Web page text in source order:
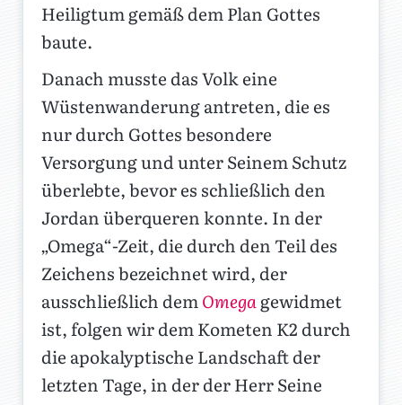
Heiligtum gemäß dem Plan Gottes
baute.
Danach musste das Volk eine
Wüstenwanderung antreten, die es
nur durch Gottes besondere
Versorgung und unter Seinem Schutz
überlebte, bevor es schließlich den
Jordan überqueren konnte. In der
„Omega“-Zeit, die durch den Teil des
Zeichens bezeichnet wird, der
ausschließlich demOmegagewidmet
ist, folgen wir dem Kometen K2 durch
die apokalyptische Landschaft der
letzten Tage, in der der Herr Seine